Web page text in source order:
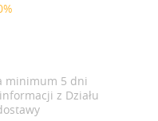
minimum 5 dni
z Działu